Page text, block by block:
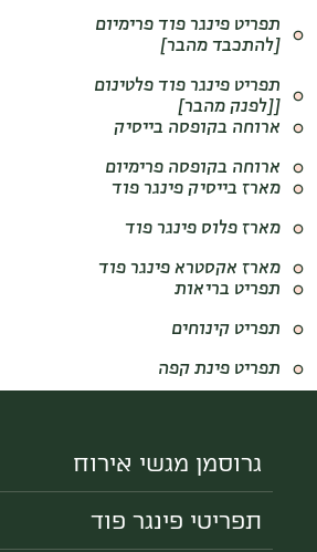
תפריט פינגר פוד פרימיום
[להתכבד מהבר]
תפריט פינגר פוד פלטינום
[[לפנק מהבר]
ארוחה בקופסה בייסיק
ארוחה בקופסה פרימיום
מארז בייסיק פינגר פוד
מארז פלוס פינגר פוד
מארז אקסטרא פינגר פוד
תפריט בריאות
תפריט קינוחים
תפריט פינת קפה
גרוסמן מגשי אירוח
תפריטי פינגר פוד